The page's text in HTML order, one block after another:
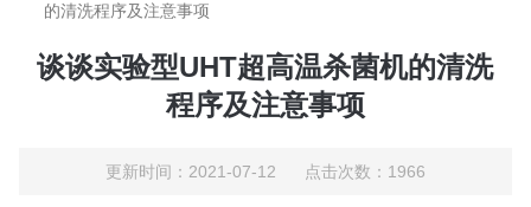
的清洗程序及注意事项
谈谈实验型UHT超高温杀菌机的清洗
程序及注意事项
更新时间：2021-07-12 点击次数：1966